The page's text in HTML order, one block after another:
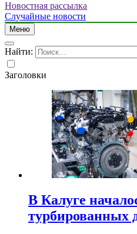
Новостная рассылка
Случайные новости
Меню
Найти:
Заголовки
В Калуге
турбированных